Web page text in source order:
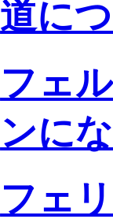
道に
フェ
ンに
フェ